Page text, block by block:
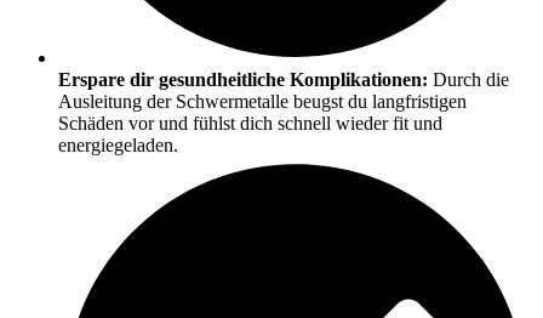
Erspare dir gesundheitliche Komplikationen: Durch die
Ausleitung der Schwermetalle beugst du langfristigen
Schäden vor und fühlst dich schnell wieder fit und
energiegeladen.